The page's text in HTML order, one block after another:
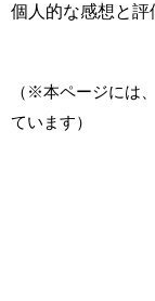
個人的な感想と評
（※本ページには
ています）